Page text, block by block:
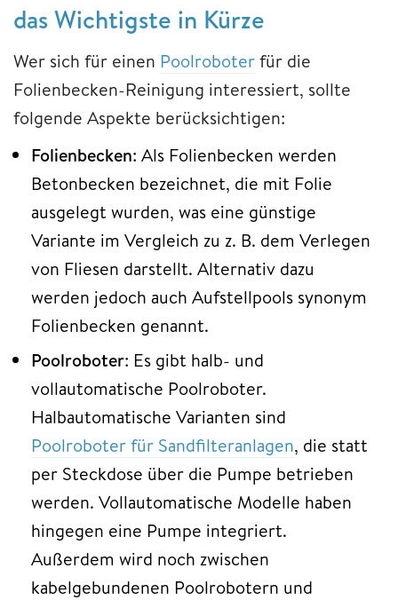
das Wichtigste in Kürze
Wer sich für einen Poolroboterfür die
Folienbecken-Reinigung interessiert, sollte
folgende Aspekte berücksichtigen:
Folienbecken: Als Folienbecken werden
Betonbecken bezeichnet, die mit Folie
ausgelegt wurden, was eine günstige
Variante im Vergleich zu z. B. dem Verlegen
von Fliesen darstellt. Alternativ dazu
werden jedoch auch Aufstellpools synonym
Folienbecken genannt.
Poolroboter: Es gibt halb- und
vollautomatische Poolroboter.
Halbautomatische Varianten sind
Poolroboter für Sandfilteranlagen, die statt
per Steckdose über die Pumpe betrieben
werden. Vollautomatische Modelle haben
hingegen eine Pumpe integriert.
Außerdem wird noch zwischen
kabelgebundenen Poolrobotern und